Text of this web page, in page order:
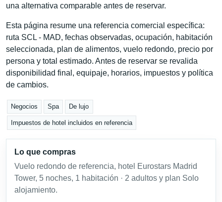
una alternativa comparable antes de reservar.
Esta página resume una referencia comercial específica:
ruta SCL - MAD, fechas observadas, ocupación, habitación
seleccionada, plan de alimentos, vuelo redondo, precio por
persona y total estimado. Antes de reservar se revalida
disponibilidad final, equipaje, horarios, impuestos y política
de cambios.
Negocios Spa De lujo
Impuestos de hotel incluidos en referencia
Lo que compras
Vuelo redondo de referencia, hotel Eurostars Madrid
Tower, 5 noches, 1 habitación · 2 adultos y plan Solo
alojamiento.